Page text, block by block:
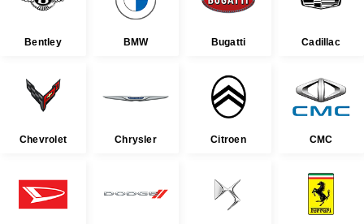
Bentley BMW Bugatti Cadillac
Chevrolet Chrysler Citroen CMC